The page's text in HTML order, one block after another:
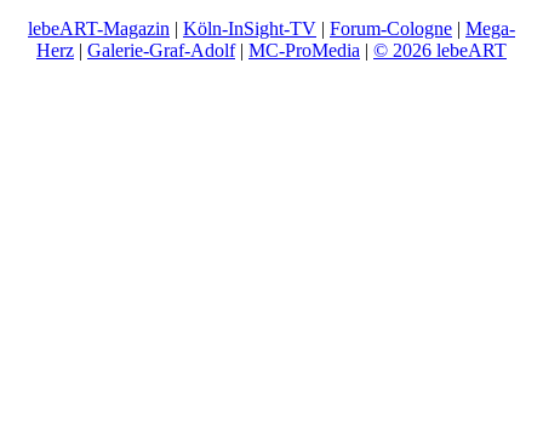
lebeART-Magazin | Köln-InSight-TV | Forum-Cologne | Mega-
Herz | Galerie-Graf-Adolf| MC-ProMedia | © 2026 lebeART